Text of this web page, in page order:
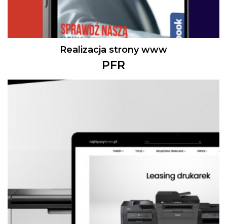
Realizacja strony www
PFR